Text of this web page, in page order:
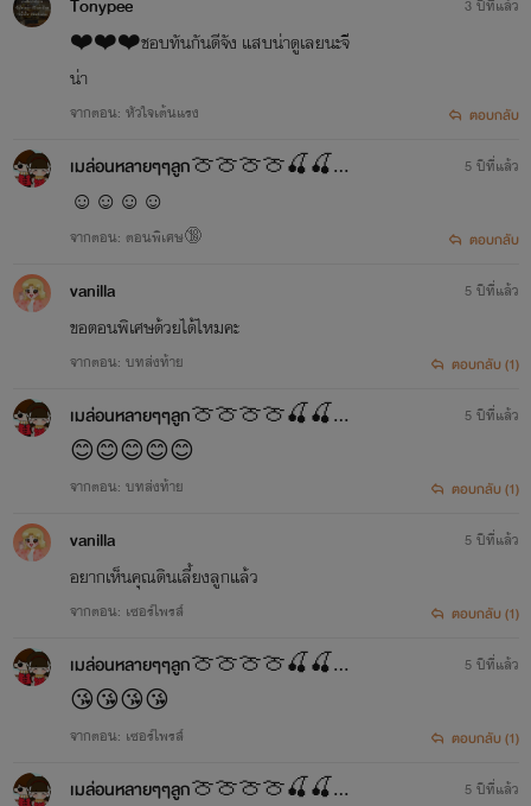
Tonypee
❤️❤️❤️ชอบทันกันดีจัง แสบน่าดูเลยนะจี
น่า
จากตอน: หัวใจเต้นแรง
3 ปีที่แล้ว
ตอบกลับ
เมล่อนหลายๆๆลูก🍈🍈🍈🍈🍒🍒🍒🍒
☺☺☺☺
จากตอน: ตอนพิเศษ🔞
5 ปีที่แล้ว
ตอบกลับ
vanilla
ขอตอนพิเศษด้วยได้ไหมคะ
จากตอน: บทส่งท้าย
5 ปีที่แล้ว
ตอบกลับ (1)
เมล่อนหลายๆๆลูก🍈🍈🍈🍈🍒🍒🍒🍒
😊😊😊😊😊
จากตอน: บทส่งท้าย
5 ปีที่แล้ว
ตอบกลับ (1)
vanilla
อยากเห็นคุณดินเลี้ยงลูกแล้ว
จากตอน: เซอร์ไพรส์
5 ปีที่แล้ว
ตอบกลับ (1)
เมล่อนหลายๆๆลูก🍈🍈🍈🍈🍒🍒🍒🍒
😘😘😘😘
จากตอน: เซอร์ไพรส์
5 ปีที่แล้ว
ตอบกลับ (1)
เมล่อนหลายๆๆลูก🍈🍈🍈🍈🍒🍒🍒🍒 5 ปีที่แล้ว